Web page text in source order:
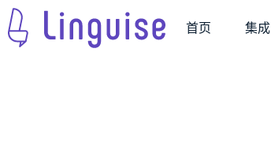
首页 集成